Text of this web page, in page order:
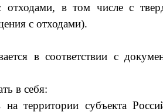
отходами, в том числе с
с отходами).
в соответствии с
в себя:
территории субъекта